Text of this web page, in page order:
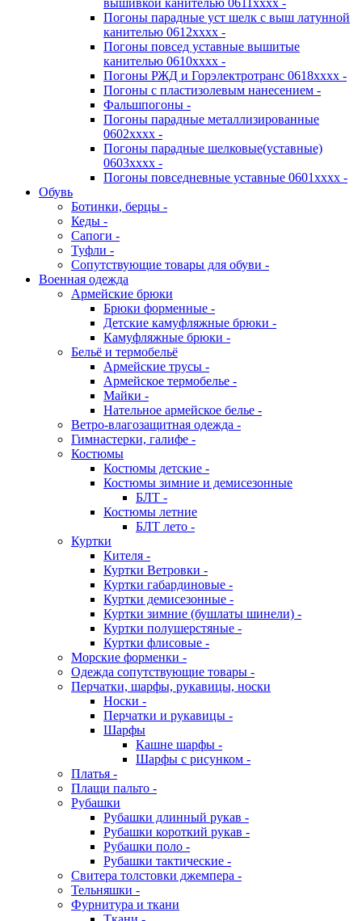
вышивкой канителью 0611хххх -
Погоны парадные уст шелк с выш латунной
канителью 0612хххх -
Погоны повсед уставные вышитые
канителью 0610хххх -
Погоны РЖД и Горэлектротранс 0618хххх -
Погоны с пластизолевым нанесением -
Фальшпогоны -
Погоны парадные металлизированные
0602хххх -
Погоны парадные шелковые(уставные)
0603хххх -
Погоны повседневные уставные 0601хххх -
Обувь
Ботинки, берцы -
Кеды -
Сапоги -
Туфли -
Сопутствующие товары для обуви -
Военная одежда
Армейские брюки
Брюки форменные -
Детские камуфляжные брюки -
Камуфляжные брюки -
Бельё и термобельё
Армейские трусы -
Армейское термобелье -
Майки -
Нательное армейское белье -
Ветро-влагозащитная одежда -
Гимнастерки, галифе -
Костюмы
Костюмы детские -
Костюмы зимние и демисезонные
БЛТ -
Костюмы летние
БЛТ лето -
Куртки
Кителя -
Куртки Ветровки -
Куртки габардиновые -
Куртки демисезонные -
Куртки зимние (бушлаты шинели) -
Куртки полушерстяные -
Куртки флисовые -
Морские форменки -
Одежда сопутствующие товары -
Перчатки, шарфы, рукавицы, носки
Носки -
Перчатки и рукавицы -
Шарфы
Кашне шарфы -
Шарфы с рисунком -
Платья -
Плащи пальто -
Рубашки
Рубашки длинный рукав -
Рубашки короткий рукав -
Рубашки поло -
Рубашки тактические -
Свитера толстовки джемпера -
Тельняшки -
Фурнитура и ткани